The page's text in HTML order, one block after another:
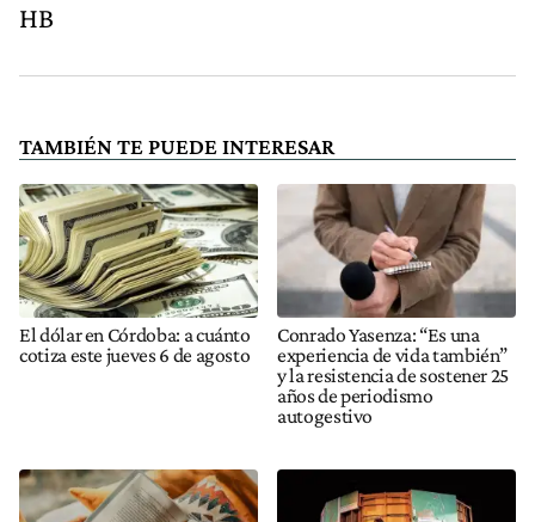
HB
TAMBIÉN TE PUEDE INTERESAR
El dólar en Córdoba: a cuánto
cotiza este jueves 6 de agosto
Conrado Yasenza: “Es una
experiencia de vida también”
y la resistencia de sostener 25
años de periodismo
autogestivo